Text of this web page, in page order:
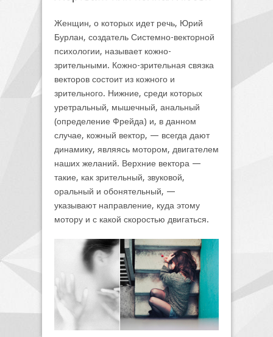
Женщин, о которых идет речь, Юрий
Бурлан, создатель Системно-векторной
психологии, называет кожно-
зрительными. Кожно-зрительная связка
векторов состоит из кожного и
зрительного. Нижние, среди которых
уретральный, мышечный, анальный
(определение Фрейда) и, в данном
случае, кожный вектор, — всегда дают
динамику, являясь мотором, двигателем
наших желаний. Верхние вектора —
такие, как зрительный, звуковой,
оральный и обонятельный, —
указывают направление, куда этому
мотору и с какой скоростью двигаться.